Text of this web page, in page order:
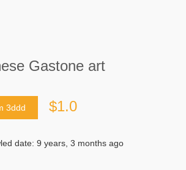
Gastone art
3ddd $1.0
date: 9 years, 3 months ago